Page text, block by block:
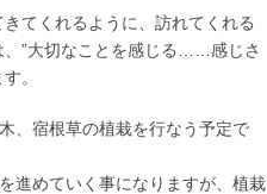
てくれるように、訪れてくれる
、”大切なことを感じる……感じさ
。
、宿根草の植栽を行なう予定で
進めていく事になりますが、植栽